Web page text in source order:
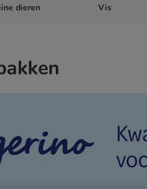
categorie menu: Apotheek
dieren Open
Vis